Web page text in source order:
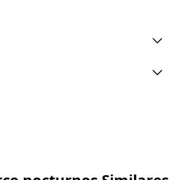
asientos asignados
(no se pueden llevar ni